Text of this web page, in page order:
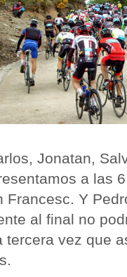
Jonatan,
a las
Francesc. Y
al final no
tercera vez que